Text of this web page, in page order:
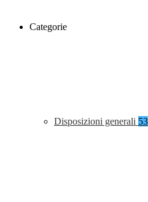
Categorie
Disposizioni generali 53